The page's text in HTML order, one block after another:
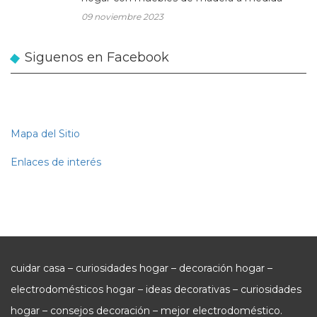
09 noviembre 2023
Siguenos en Facebook
Mapa del Sitio
Enlaces de interés
cuidar casa – curiosidades hogar – decoración hogar –
electrodomésticos hogar – ideas decorativas – curiosidades
hogar – consejos decoración – mejor electrodoméstico.